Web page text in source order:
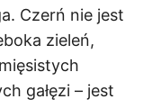
Czerń nie jest
zieleń,
gałęzi – jest